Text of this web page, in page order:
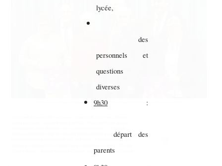
lycée,
des
personnels et
questions
diverses
9h30 :
départ des
parents